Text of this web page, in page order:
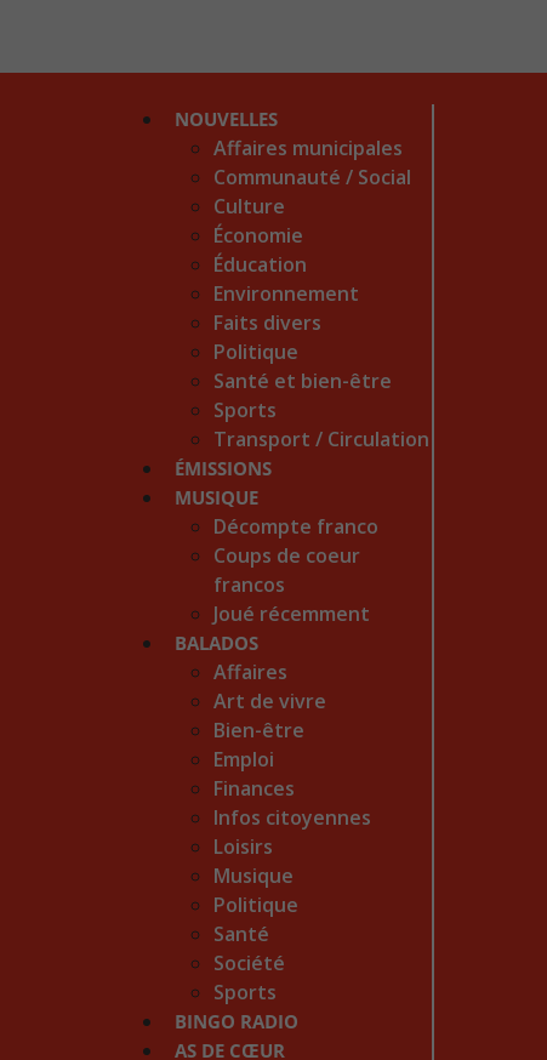
NOUVELLES
Affaires municipales
Communauté / Social
Culture
Économie
Éducation
Environnement
Faits divers
Politique
Santé et bien-être
Sports
Transport / Circulation
ÉMISSIONS
MUSIQUE
Décompte franco
Coups de coeur
francos
Joué récemment
BALADOS
Affaires
Art de vivre
Bien-être
Emploi
Finances
Infos citoyennes
Loisirs
Musique
Politique
Santé
Société
Sports
BINGO RADIO
AS DE CŒUR